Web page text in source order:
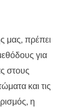
μας, πρέπει
για
στους
και τις
η